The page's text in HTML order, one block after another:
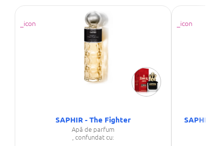
SAPHIR - The Fighter
Apă de parfum
, confundat cu:
SAPHIR -